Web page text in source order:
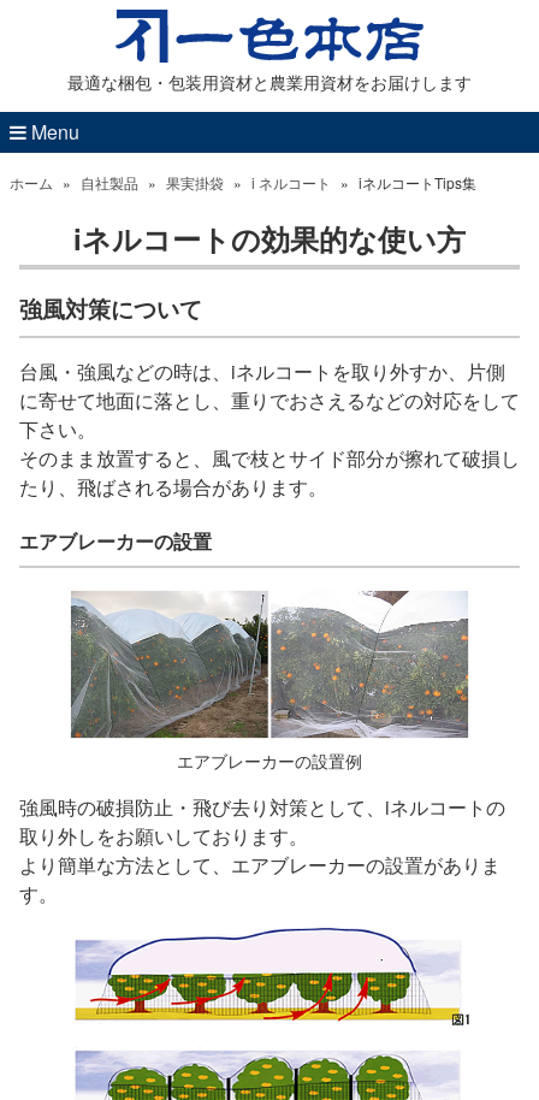
最適な梱包・包装用資材と農業用資材をお届けします
Menu
ホーム » 自社製品 » 果実掛袋 » i ネルコート » iネルコートTips集
iネルコートの効果的な使い方
強風対策について
台風・強風などの時は、iネルコートを取り外すか、片側
に寄せて地面に落とし、重りでおさえるなどの対応をして
下さい。
そのまま放置すると、風で枝とサイド部分が擦れて破損し
たり、飛ばされる場合があります。
エアブレーカーの設置
エアブレーカーの設置例
強風時の破損防止・飛び去り対策として、iネルコートの
取り外しをお願いしております。
より簡単な方法として、エアブレーカーの設置がありま
す。